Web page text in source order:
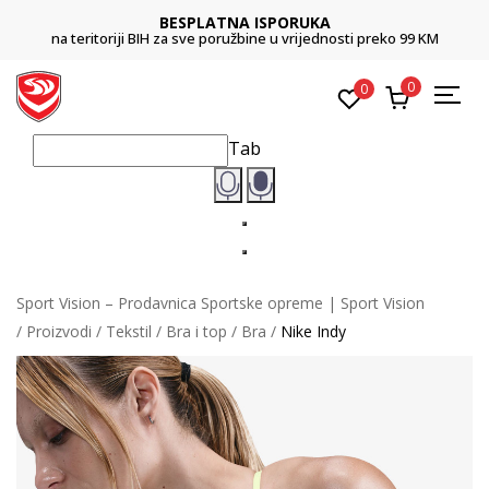
BESPLATNA ISPORUKA
na teritoriji BIH za sve poružbine u vrijednosti preko 99 KM
0 0
Tab
Sport Vision – Prodavnica Sportske opreme | Sport Vision
Proizvodi
Tekstil Bra i top Bra Nike Indy